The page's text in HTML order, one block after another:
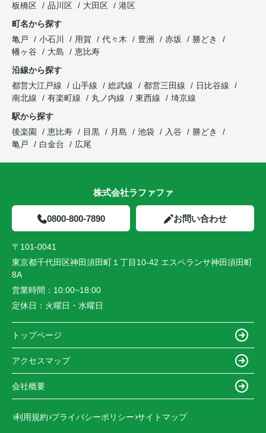
板橋区
品川区 大田区
港区
町名から探す
亀戸
小石川 用賀 代々木 豊洲 赤坂
勝どき
幡ヶ谷
大島
恵比寿
沿線から探す
都営大江戸線
山手線 総武線 都営三田線
日比谷線
南北線
有楽町線 丸ノ内線 東西線
埼京線
駅から探す
後楽園
恵比寿 目黒 月島 池袋 入谷
勝どき
亀戸
白金台 広尾
株式会社ラファファ
0800-800-7890 お問い合わせ
〒101-0041
東京都千代田区神田須田町１丁目10-42 エスペランサ神田須田町
8A
営業時間： 10:00~18:00
定休日： 火曜日・水曜日
トップページ
アクセスマップ
会社概要
利用規約 プライバシーポリシー サイトマップ